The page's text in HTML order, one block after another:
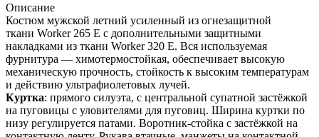
Описание
Костюм мужской летний усиленный из огнезащитной
ткани Worker 265 Е с дополнительными защитными
накладками из ткани Worker 320 Е. Вся используемая
фурнитура — химотермостойкая, обеспечивает высокую
механическую прочность, стойкость к высоким температурам
и действию ультрафиолетовых лучей.
Куртка: прямого силуэта, с центральной супатной застёжкой
на пуговицы с уловителями для пуговиц. Ширина куртки по
низу регулируется патами. Воротник-стойка с застёжкой на